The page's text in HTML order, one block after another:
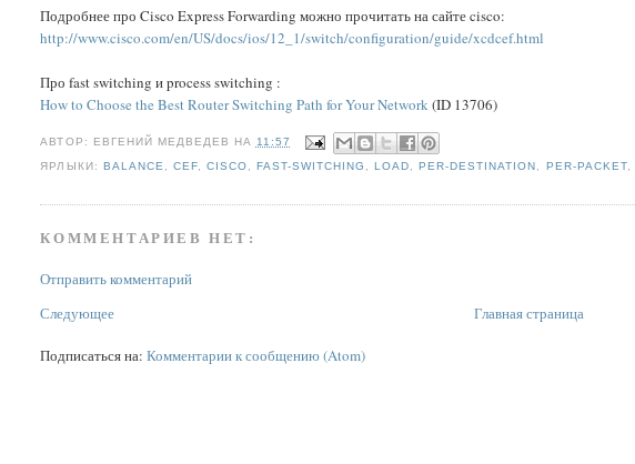
Подробнее про Cisco Express Forwarding можно прочитать на сайте cisco:
http://www.cisco.com/en/US/docs/ios/12_1/switch/configuration/guide/xcdcef.html
Про fast switching и process switching :
How to Choose the Best Router Switching Path for Your Network(ID 13706)
АВТОР: ЕВГЕНИЙ МЕДВЕДЕВ НА
11:57
ЯРЛЫКИ: BALANCE CEF, CISCO FAST-SWITCHING ,LOAD ,PER-DESTINATION PER-PACKET,
КОММЕНТАРИЕВ НЕТ:
Отправить комментарий
Следующее
Главная страница
Подписаться на:Комментарии к сообщению (Atom)